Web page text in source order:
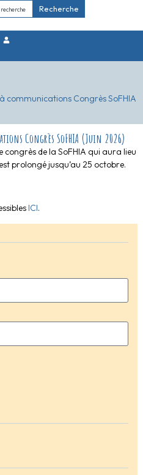
Recherche
communications Congrès SoFHIA
Congrès SoFHIA (Juin 2026)
congrès de la SoFHIA qui aura lieu
prolongé jusqu’au 25 octobre.
ICI.